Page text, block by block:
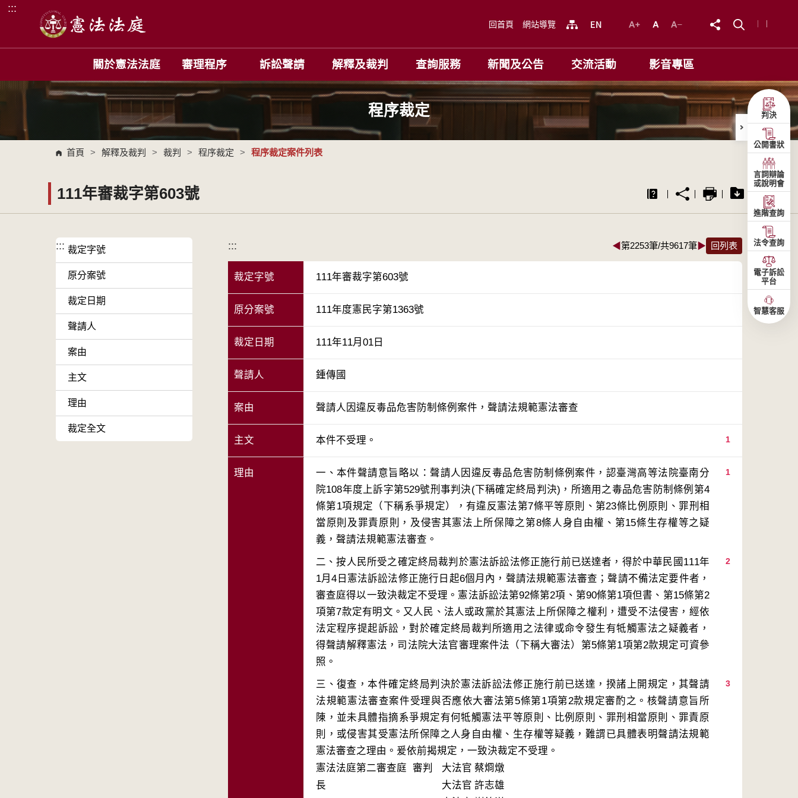
跳到主要內容區塊
:::
回首頁 網站導覽
關於憲法法庭 審理程序 訴訟聲請 解釋及裁判 查詢服務 新聞及公告 交流活動 影音專區
程序裁定
首頁 > 解釋及裁判 > 裁判 > 程序裁定 > 程序裁定案件列表
111年審裁字第603號
::: 裁定字號
原分案號
裁定日期
聲請人
案由
主文
理由
裁定全文
::: ◀第2253筆/共9617筆▶ 回列表
裁定字號 111年審裁字第603號
原分案號 111年度憲民字第1363號
裁定日期 111年11月01日
聲請人 鍾傳國
案由 聲請人因違反毒品危害防制條例案件，聲請法規範憲法審查
主文 1
本件不受理。
理由 1
一、本件聲請意旨略以：聲請人因違反毒品危害防制條例案件，認臺灣高等法院臺南分
院108年度上訴字第529號刑事判決(下稱確定終局判決)，所適用之毒品危害防制條例第4
條第1項規定（下稱系爭規定），有違反憲法第7條平等原則、第23條比例原則、罪刑相
當原則及罪責原則，及侵害其憲法上所保障之第8條人身自由權、第15條生存權等之疑
2
二、按人民所受之確定終局裁判於憲法訴訟法修正施行前已送達者，得於中華民國111年
1月4日憲法訴訟法修正施行日起6個月內，聲請法規範憲法審查；聲請不備法定要件者，
審查庭得以一致決裁定不受理。憲法訴訟法第92條第2項、第90條第1項但書、第15條第2
項第7款定有明文。又人民、法人或政黨於其憲法上所保障之權利，遭受不法侵害，經依
法定程序提起訴訟，對於確定終局裁判所適用之法律或命令發生有牴觸憲法之疑義者，
得聲請解釋憲法，司法院大法官審理案件法（下稱大審法）第5條第1項第2款規定可資參
3
三、復查，本件確定終局判決於憲法訴訟法修正施行前已送達，揆諸上開規定，其聲請
法規範憲法審查案件受理與否應依大審法第5條第1項第2款規定審酌之。核聲請意旨所
陳，並未具體指摘系爭規定有何牴觸憲法平等原則、比例原則、罪刑相當原則、罪責原
則，或侵害其受憲法所保障之人身自由權、生存權等疑義，難謂已具體表明聲請法規範
憲法審查之理由。爰依前揭規定，一致決裁定不受理。
憲法法庭第二審查庭 審判
長
大法官 蔡烱燉
大法官 許志雄
判決
公開書狀
言詞辯論
或說明會
進階查詢
法令查詢
電子訴訟
平台
智慧客服